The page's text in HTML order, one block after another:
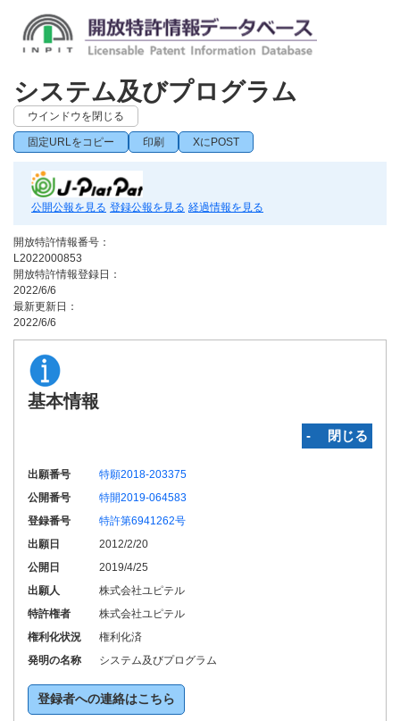
システム及びプログラム
ウインドウを閉じる
固定URLをコピー 印刷 XにPOST
公開公報を見る 登録公報を見る 経過情報を見る
開放特許情報番号：
L2022000853
開放特許情報登録日：
2022/6/6
最新更新日：
2022/6/6
基本情報
‐ 閉じる
出願番号
特願2018-203375
公開番号
特開2019-064583
登録番号
特許第6941262号
出願日
2012/2/20
公開日
2019/4/25
出願人
株式会社ユピテル
特許権者
株式会社ユピテル
権利化状況
権利化済
発明の名称
システム及びプログラム
登録者への連絡はこちら